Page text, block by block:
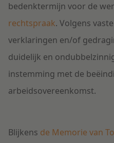
bedenktermijn voor de
rechtspraak. Volgens
verklaringen en/of
duidelijk en
instemming met de
arbeidsovereenkomst.
Blijkens de Memorie van